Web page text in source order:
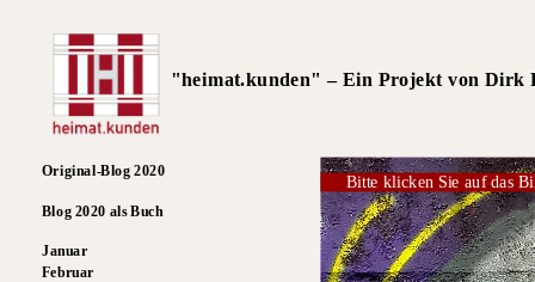
"heimat.kunden" – Ein Projekt von Dirk
Original-Blog 2020
Blog 2020 als Buch
Januar
Februar
Bitte klicken Sie auf das